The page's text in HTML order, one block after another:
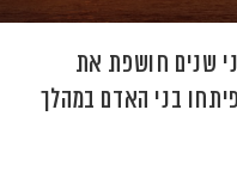
שנים חושפת את
בני האדם במהלך